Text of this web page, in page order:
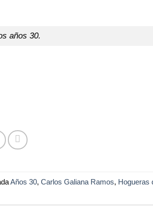
años 30.
Años 30, Carlos Galiana Ramos, Hogueras